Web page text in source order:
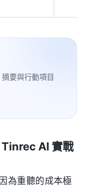
要與行動項目
Tinrec AI 實戰
為重聽的成本極